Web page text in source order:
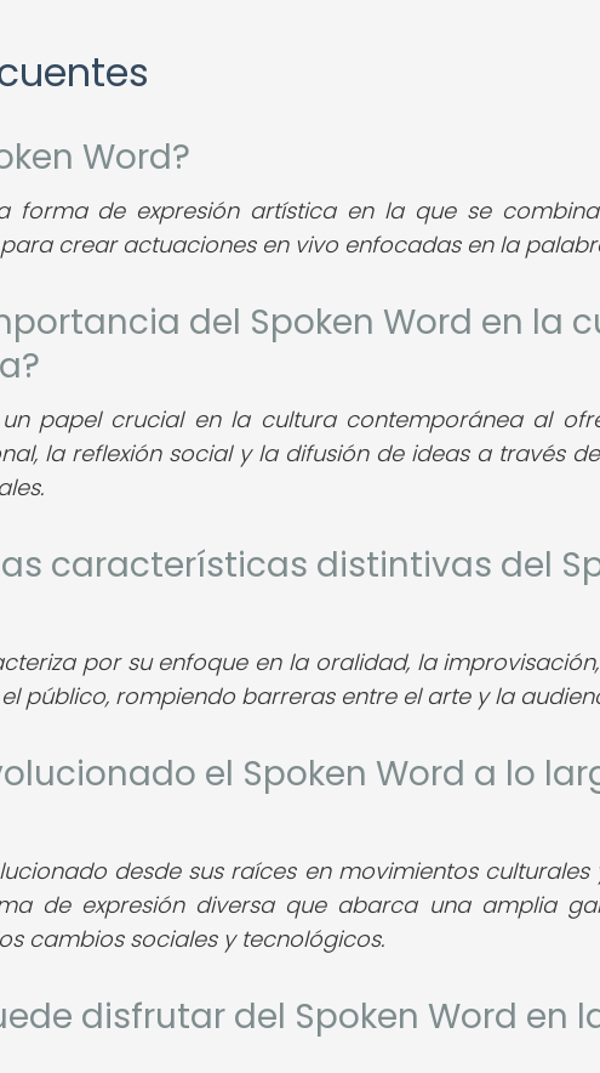
Word?
forma de expresión artística en la que se
crear actuaciones en vivo enfocadas en la
del Spoken Word en la
papel crucial en la cultura contemporánea al
la reflexión social y la difusión de ideas a través
características distintivas del
por su enfoque en la oralidad, la
público, rompiendo barreras entre el arte y la
el Spoken Word a lo
desde sus raíces en movimientos culturales
de expresión diversa que abarca una amplia
cambios sociales y tecnológicos.
disfrutar del Spoken Word en